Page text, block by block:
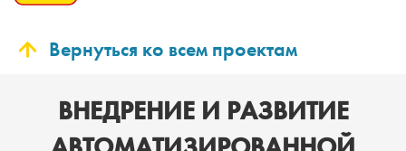
Вернуться ко всем проектам
ВНЕДРЕНИЕ И РАЗВИТИЕ